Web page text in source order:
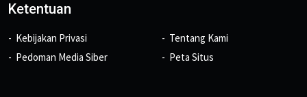
Ketentuan
Kebijakan Privasi
Pedoman Media Siber
Tentang Kami
Peta Situs